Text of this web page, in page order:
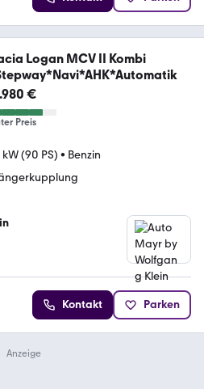
Logan MCV II Kombi
€
Preis
(90 PS) • Benzin
Kontakt Parken